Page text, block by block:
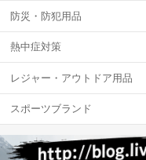
防災・防犯用品
熱中症対策
レジャー・アウトドア用品
スポーツブランド